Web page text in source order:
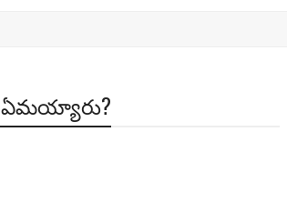
ఏమ‌య్యారు?